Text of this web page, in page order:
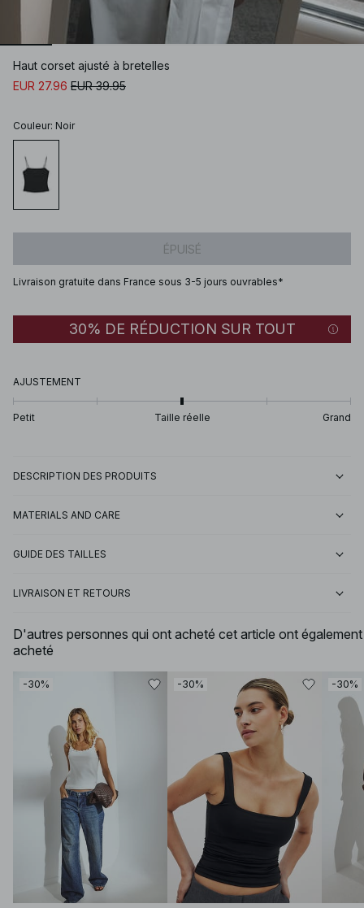
Haut corset ajusté à bretelles
EUR 27.96 EUR 39.95
Couleur: Noir
ÉPUISÉ
Livraison gratuite dans France sous 3-5 jours ouvrables*
30% DE RÉDUCTION SUR TOUT
AJUSTEMENT
Petit Taille réelle Grand
DESCRIPTION DES PRODUITS
MATERIALS AND CARE
GUIDE DES TAILLES
LIVRAISON ET RETOURS
D'autres personnes qui ont acheté cet article ont également
acheté
-30% -30% -30%